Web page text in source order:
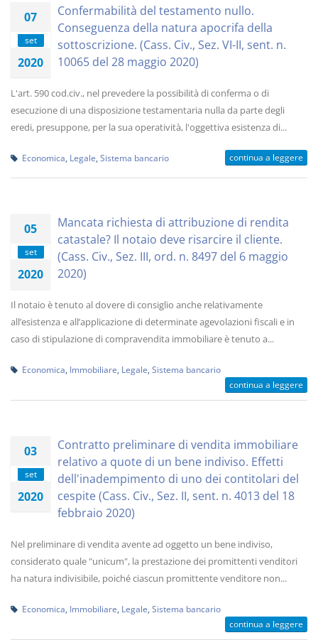
07
set
2020
Confermabilità del testamento nullo.
Conseguenza della natura apocrifa della
sottoscrizione. (Cass. Civ., Sez. VI-II, sent. n.
10065 del 28 maggio 2020)
L'art. 590 cod.civ., nel prevedere la possibilità di conferma o di
esecuzione di una disposizione testamentaria nulla da parte degli
eredi, presuppone, per la sua operatività, l'oggettiva esistenza di...
Economica Legale Sistema bancario continua a leggere
05
set
2020
Mancata richiesta di attribuzione di rendita
catastale? Il notaio deve risarcire il cliente.
(Cass. Civ., Sez. III, ord. n. 8497 del 6 maggio
2020)
Il notaio è tenuto al dovere di consiglio anche relativamente
all’esistenza e all’applicazione di determinate agevolazioni fiscali e in
caso di stipulazione di compravendita immobiliare è tenuto a...
Economica Immobiliare Legale Sistema bancario
continua a leggere
03
set
2020
Contratto preliminare di vendita immobiliare
relativo a quote di un bene indiviso. Effetti
dell'inadempimento di uno dei contitolari del
cespite (Cass. Civ., Sez. II, sent. n. 4013 del 18
febbraio 2020)
Nel preliminare di vendita avente ad oggetto un bene indiviso,
considerato quale "unicum", la prestazione dei promittenti venditori
ha natura indivisibile, poiché ciascun promittente venditore non...
Economica Immobiliare Legale Sistema bancario
continua a leggere